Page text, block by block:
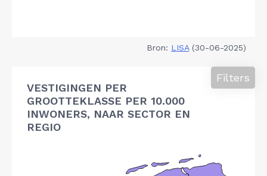
Bron: LISA(30-06-2025)
VESTIGINGEN PER
GROOTTEKLASSE PER 10.000
INWONERS, NAAR SECTOR EN
REGIO
Filters